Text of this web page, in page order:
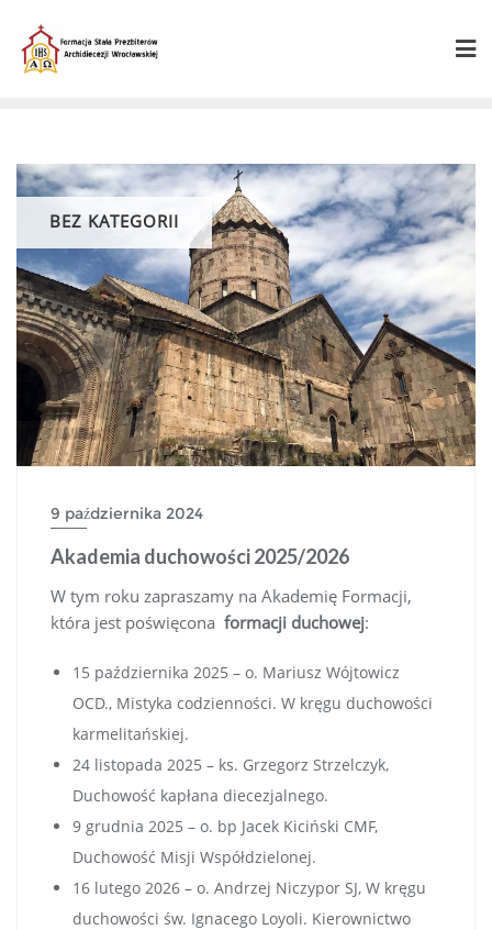
content
BEZ KATEGORII
9 października 2024
Akademia duchowości 2025/2026
W tym roku zapraszamy na Akademię Formacji,
która jest poświęcona formacji duchowej:
15 października 2025 – o. Mariusz Wójtowicz
OCD., Mistyka codzienności. W kręgu duchowości
karmelitańskiej.
24 listopada 2025 – ks. Grzegorz Strzelczyk,
Duchowość kapłana diecezjalnego.
9 grudnia 2025 – o. bp Jacek Kiciński CMF,
Duchowość Misji Współdzielonej.
16 lutego 2026 – o. Andrzej Niczypor SJ, W kręgu
duchowości św. Ignacego Loyoli. Kierownictwo